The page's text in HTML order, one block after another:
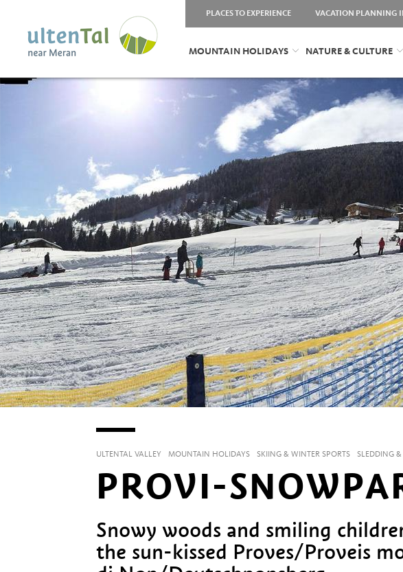
PLACES TO EXPERIENCE VACATION PLANNING
MOUNTAIN HOLIDAYS NATURE & CULTURE
ULTENTAL VALLEY MOUNTAIN HOLIDAYS SKIING & WINTER SPORTS SLEDDING
PROVI-
Snowy woods and smiling
the sun-kissed Proves/Proveis